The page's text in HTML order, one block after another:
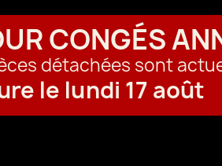
CONGÉS
détachées sont
le lundi 17 août